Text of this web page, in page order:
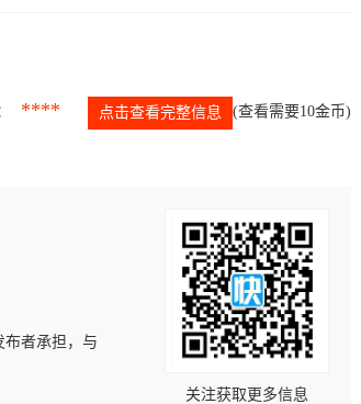
**** 点击查看完整信息 (查看需要10金币)
布者承担，与
关注获取更多信息